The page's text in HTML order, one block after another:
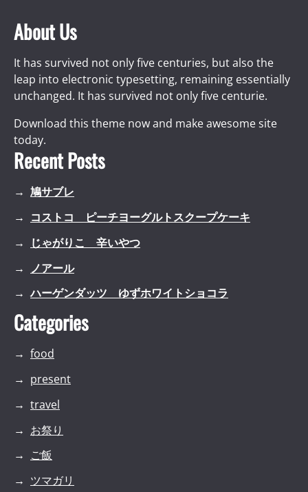
About Us
It has survived not only five centuries, but also the
leap into electronic typesetting, remaining essentially
unchanged. It has survived not only five centurie.
Download this theme now and make awesome site
today.
Recent Posts
鳩サブレ
コストコ ピーチヨーグルトスクープケーキ
じゃがりこ 辛いやつ
ノアール
ハーゲンダッツ ゆずホワイトショコラ
Categories
food
present
travel
お祭り
ご飯
ツマガリ